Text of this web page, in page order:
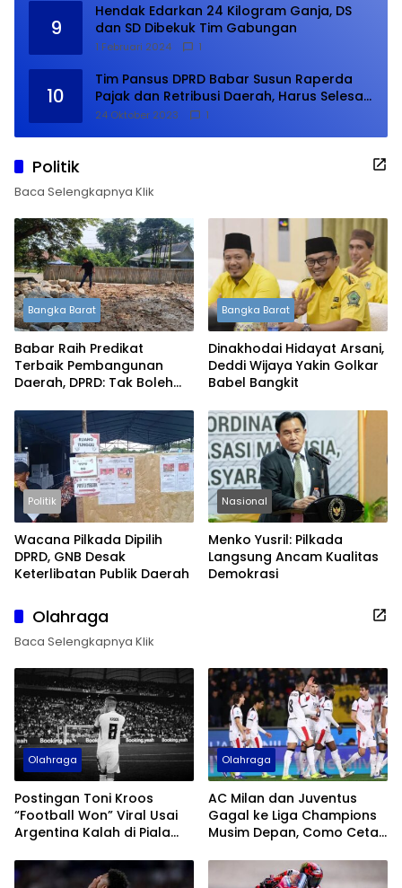
9
Hendak Edarkan 24 Kilogram Ganja, DS
dan SD Dibekuk Tim Gabungan
1 Februari 2024 1
10
Tim Pansus DPRD Babar Susun Raperda
Pajak dan Retribusi Daerah, Harus Selesai
Januari 2024
24 Oktober 2023 1
Politik
Baca Selengkapnya Klik
Bangka Barat
Babar Raih Predikat
Terbaik Pembangunan
Daerah, DPRD: Tak Boleh
Bangka Barat
Dinakhodai Hidayat Arsani,
Deddi Wijaya Yakin Golkar
Babel Bangkit
Politik
Wacana Pilkada Dipilih
DPRD, GNB Desak
Keterlibatan Publik Daerah
Nasional
Menko Yusril: Pilkada
Langsung Ancam Kualitas
Demokrasi
Olahraga
Baca Selengkapnya Klik
Olahraga
Postingan Toni Kroos
“Football Won” Viral Usai
Argentina Kalah di Piala
Olahraga
AC Milan dan Juventus
Gagal ke Liga Champions
Musim Depan, Como Cetak